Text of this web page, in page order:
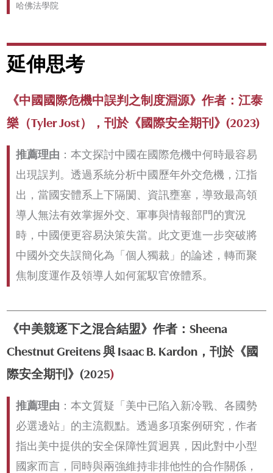
哈佛法學院
延伸思考
《中國國際危機中誤判之制度淵源》作者：江泰
樂（Tyler Jost），刊於《國際安全期刊》(2023)
推薦理由 ：本文探討中國在國際危機中何時最容易
出現誤判。透過系統分析中國歷年外交危機，江指
出，當國安體系上下隔閡、資訊壅塞，導致最高領
導人無法有效掌握外交、軍事與情報部門的實況
時，中國便更容易決策失當。此文更進一步突破將
中國外交失誤簡化為「個人獨裁」的論述，轉而聚
焦制度運作及領導人如何駕馭官僚體系。
《中美競逐下之混合結盟》作者：Sheena
Chestnut Greitens 與 Isaac B. Kardon，刊於《國
際安全期刊》(2025)
推薦理由 ：本文質疑「美中已陷入新冷戰、各國勢
必選邊站」的主流觀點。透過多項案例研究，作者
指出美中提供的安全保障性質迥異，因此對中小型
國家而言，同時與兩強維持非排他性的合作關係，